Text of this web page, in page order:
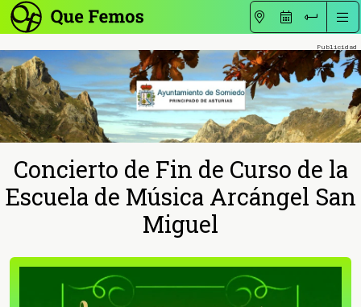
Concierto de Fin de Curso de la
Escuela de Música Arcángel San
Miguel